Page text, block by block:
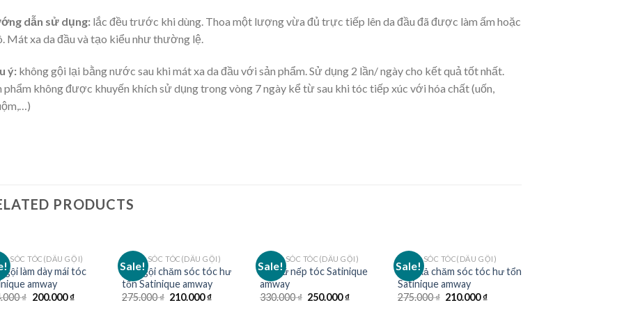
dẫn sử dụng:lắc đều trước khi dùng. Thoa một lượng vừa đủ trực tiếp lên da đầu đã được làm ấm hoặc
Mát xa da đầu và tạo kiểu như thường lệ.
ý:không gội lại bằng nước sau khi mát xa da đầu với sản phẩm. Sử dụng 2 lần/ ngày cho kết quả tốt nhất.
phẩm không được khuyến khích sử dụng trong vòng 7 ngày kể từ sau khi tóc tiếp xúc với hóa chất (uốn,
PRODUCTS
SÓC TÓC(DẦU GỘI)
gội làm dày mái tóc
amway
₫ Original
200.000₫Current
Sale!
CHĂM SÓC TÓC(DẦU GỘI)
Dầu gội chăm sóc tóc hư
tổn Satinique amway
275.000₫ Original
210.000₫Current
Sale!
CHĂM SÓC TÓC(DẦU GỘI)
Xịt giữ nếp tóc Satinique
amway
330.000₫ Original
250.000₫Current
Sale!
CHĂM SÓC TÓC(DẦU GỘI)
Dầu xả chăm sóc tóc hư tổn
Satinique amway
275.000₫ Original
210.000₫Current